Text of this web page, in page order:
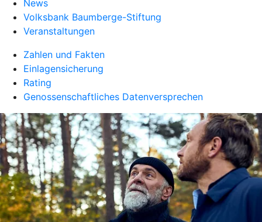
News
Volksbank Baumberge-Stiftung
Veranstaltungen
Zahlen und Fakten
Einlagensicherung
Rating
Genossenschaftliches Datenversprechen